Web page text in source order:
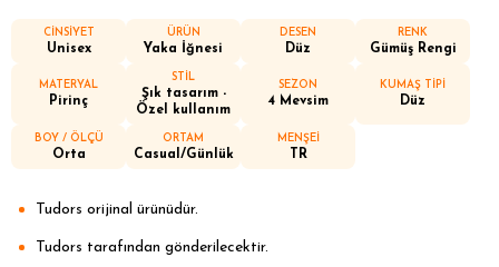
CİNSİYET
Unisex
ÜRÜN
Yaka İğnesi
DESEN
Düz
RENK
Gümüş Rengi
MATERYAL
Pirinç
STİL
Şık tasarım -
Özel kullanım
SEZON
4 Mevsim
KUMAŞ TİPİ
Düz
BOY / ÖLÇÜ
Orta
ORTAM
Casual/Günlük
MENŞEİ
TR
Tudors orijinal ürünüdür.
Tudors tarafından gönderilecektir.